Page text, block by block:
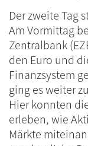
Der zweite Tag
Am Vormittag
Zentralbank
den Euro und
Finanzsystem
ging es weiter
Hier konnten
erleben, wie
Märkte